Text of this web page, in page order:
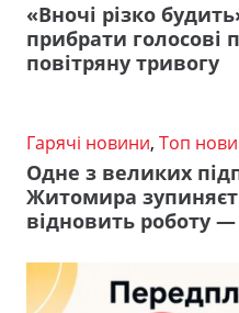
«Вночі різко
прибрати голосові
повітряну тривогу
Гарячі новини, Топ
Одне з великих
Житомира
відновить роботу